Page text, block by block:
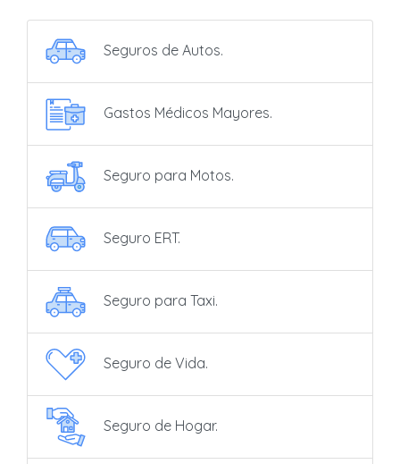
Seguros de Autos.
Gastos Médicos Mayores.
Seguro para Motos.
Seguro ERT.
Seguro para Taxi.
Seguro de Vida.
Seguro de Hogar.